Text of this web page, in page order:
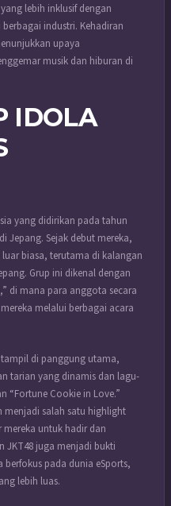
lebih inklusif dengan
industri. Kehadiran
upaya
musik dan hiburan di
IDOLA
yang didirikan pada tahun
Jepang. Sejak debut mereka,
biasa, terutama di kalangan
Grup ini dikenal dengan
di mana para anggota secara
melalui berbagai acara
tampil di panggung utama,
tarian yang dinamis dan lagu-
“Fortune Cookie in Love.”
menjadi salah satu highlight
untuk hadir dan
JKT48 juga menjadi bukti
berfokus pada dunia eSports,
lebih luas.